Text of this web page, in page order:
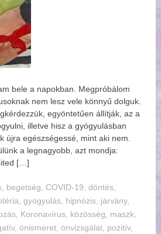
bele a napokban. Megpróbálom
nem lesz vele könnyű dolguk.
egyöntetűen állítják, az a
illetve hisz a gyógyulásban
újra egészségessé, mint aki nem.
a legnagyobb, azt mondja:
[…]
, begetség, COVID-19,döntés,
,gyógyulás, hipnózis, járvány,
, Koronavírus, közösség, maszk,
,önismeret,önvizsgálat, pozitív,